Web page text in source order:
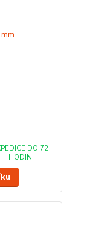
DO 72
HODIN